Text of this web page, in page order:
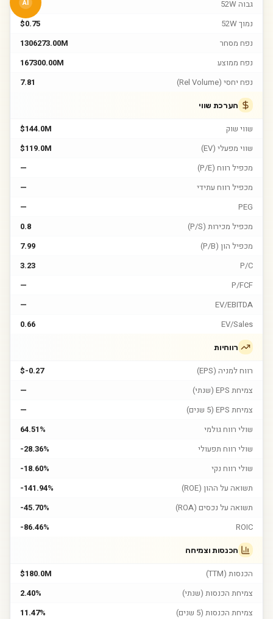
גבוה 52W
$1.5
נמוך 52W
$0.75
נפח מסחר
1306273.00M
נפח ממוצע
167300.00M
נפח יחסי (Rel Volume)
7.81
הערכת שווי
שווי שוק
$144.0M
שווי מפעלי (EV)
$119.0M
מכפיל רווח (P/E)
—
מכפיל רווח עתידי
—
PEG
—
מכפיל מכירות (P/S)
0.8
מכפיל הון (P/B)
7.99
P/C
3.23
P/FCF
—
EV/EBITDA
—
EV/Sales
0.66
רווחיות
רווח למניה (EPS)
$-0.27
צמיחת EPS (שנתי)
—
צמיחת EPS (5 שנים)
—
שולי רווח גולמי
64.51%
שולי רווח תפעולי
-28.36%
שולי רווח נקי
-18.60%
תשואה על ההון (ROE)
-141.94%
תשואה על נכסים (ROA)
-45.70%
ROIC
-86.46%
הכנסות וצמיחה
הכנסות (TTM)
$180.0M
צמיחת הכנסות (שנתי)
2.40%
צמיחת הכנסות (5 שנים)
11.47%
AI